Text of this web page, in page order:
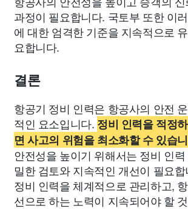
과정이 필요합니다. 국토부 또한 이
에 대한 엄격한 기준을 지속적으로
요합니다.
결론
항공기 정비 인력은 항공사의 안전
적인 요소입니다. 정비 인력을 적정
면 사고의 위험을 최소화할 수 있습
안전성을 높이기 위해서는 정비 인
밀한 검토와 지속적인 개선이 필요
정비 인력을 체계적으로 관리하고,
선으로 하는 노력이 지속되어야 할